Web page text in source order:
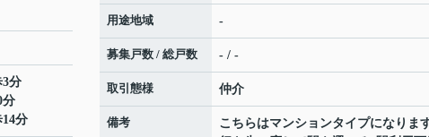
3分
分
14分
用途地域 -
募集戸数 / 総戸数 - / -
取引態様 仲介
備考
こちらはマンションタイプになりま